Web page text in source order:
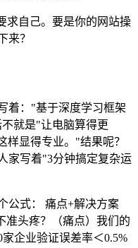
求自己。要是你的网站操
来？
着："基于深度学习框架
就是"让电脑算得更
显得专业。"结果呢？
写着"3分钟搞定复杂运
公式： 痛点+解决方案
准头疼？（痛点）我们的
企业验证误差率＜0.5%